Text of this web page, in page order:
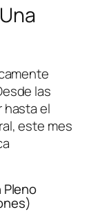
las
hasta el
este mes